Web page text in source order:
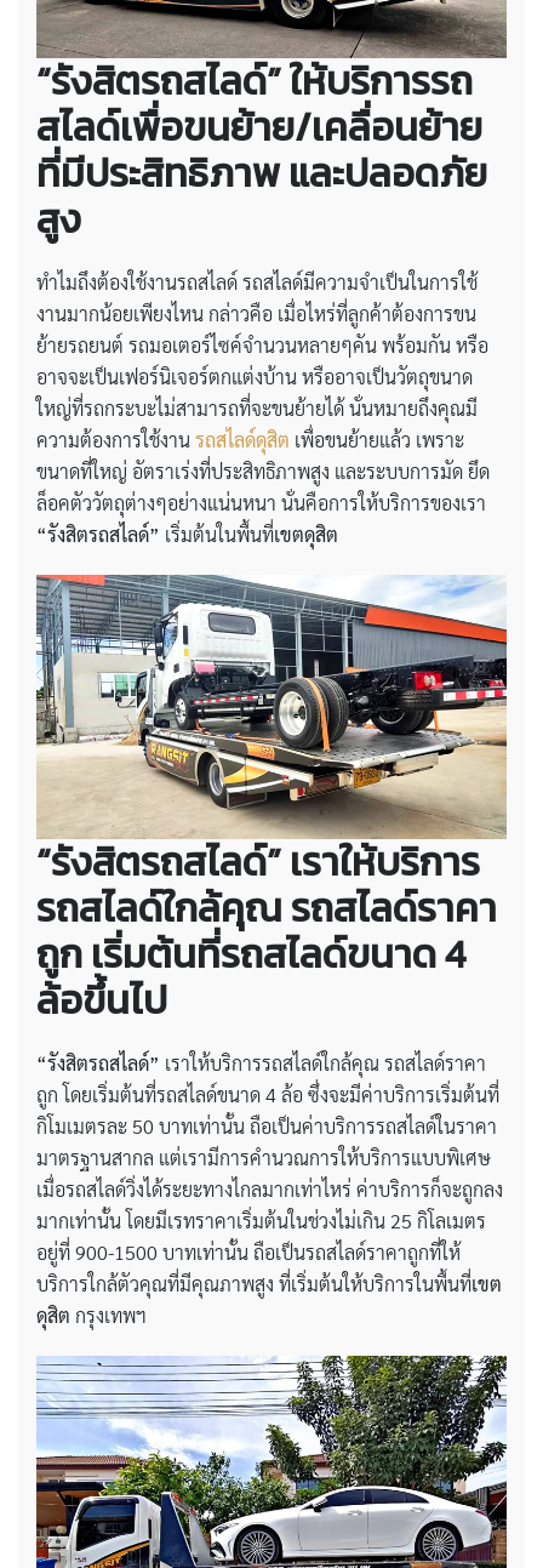
“รังสิตรถสไลด์” ให้บริการรถ
สไลด์เพื่อขนย้าย/เคลื่อนย้าย
ที่มีประสิทธิภาพ และปลอดภัย
สูง
ทำไมถึงต้องใช้งานรถสไลด์ รถสไลด์มีความจำเป็นในการใช้
งานมากน้อยเพียงไหน กล่าวคือ เมื่อไหร่ที่ลูกค้าต้องการขน
ย้ายรถยนต์ รถมอเตอร์ไซค์จำนวนหลายๆคัน พร้อมกัน หรือ
อาจจะเป็นเฟอร์นิเจอร์ตกแต่งบ้าน หรืออาจเป็นวัตถุขนาด
ใหญ่ที่รถกระบะไม่สามารถที่จะขนย้ายได้ นั่นหมายถึงคุณมี
ความต้องการใช้งานรถสไลด์ดุสิต เพื่อขนย้ายแล้ว เพราะ
ขนาดที่ใหญ่ อัตราเร่งที่ประสิทธิภาพสูง และระบบการมัด ยึด
ล็อคตัววัตถุต่างๆอย่างแน่นหนา นั่นคือการให้บริการของเรา
“รังสิตรถสไลด์” เริ่มต้นในพื้นที่เขตดุสิต
“รังสิตรถสไลด์” เราให้บริการ
รถสไลด์ใกล้คุณ รถสไลด์ราคา
ถูก เริ่มต้นที่รถสไลด์ขนาด 4
ล้อขึ้นไป
“รังสิตรถสไลด์” เราให้บริการรถสไลด์ใกล้คุณ รถสไลด์ราคา
ถูก โดยเริ่มต้นที่รถสไลด์ขนาด 4 ล้อ ซึ่งจะมีค่าบริการเริ่มต้นที่
กิโมเมตรละ 50 บาทเท่านั้น ถือเป็นค่าบริการรถสไลด์ในราคา
มาตรฐานสากล แต่เรามีการคำนวณการให้บริการแบบพิเศษ
เมื่อรถสไลด์วิ่งได้ระยะทางไกลมากเท่าไหร่ ค่าบริการก็จะถูกลง
มากเท่านั้น โดยมีเรทราคาเริ่มต้นในช่วงไม่เกิน 25 กิโลเมตร
อยู่ที่ 900-1500 บาทเท่านั้น ถือเป็นรถสไลด์ราคาถูกที่ให้
บริการใกล้ตัวคุณที่มีคุณภาพสูง ที่เริ่มต้นให้บริการในพื้นที่เขต
ดุสิต กรุงเทพฯ